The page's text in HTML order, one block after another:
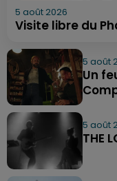
5 août 2026
Visite libre du
5 août
Un
5 août
THE